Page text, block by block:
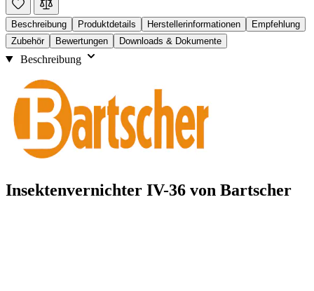
Beschreibung Produktdetails Herstellerinformationen
Empfehlung
Zubehör
Bewertungen Downloads & Dokumente
Beschreibung
Insektenvernichter IV-36 von Bartscher